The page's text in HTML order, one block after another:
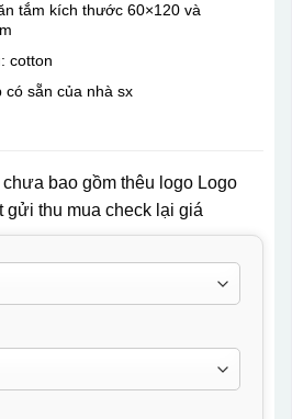
tắm kích thước 60×120 và
cotton
có sẵn của nhà sx
bao gồm thêu logo Logo
gửi thu mua check lại giá